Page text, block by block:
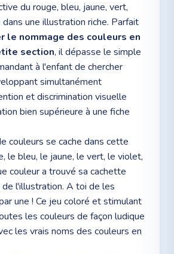
du rouge, bleu, jaune, vert,
une illustration riche. Parfait
le nommage des couleurs en
section, il dépasse le simple
à l'enfant de chercher
simultanément
et discrimination visuelle
bien supérieure à une fiche
couleurs se cache dans cette
le bleu, le jaune, le vert, le violet,
couleur a trouvé sa cachette
l'illustration. A toi de les
une ! Ce jeu coloré et stimulant
les couleurs de façon ludique
les vrais noms des couleurs en